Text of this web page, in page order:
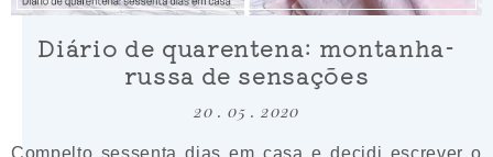
Diário de quarentena: montanha-
russa de sensações
20 . 05 . 2020
Compelto sessenta dias em casa e decidi escrever o